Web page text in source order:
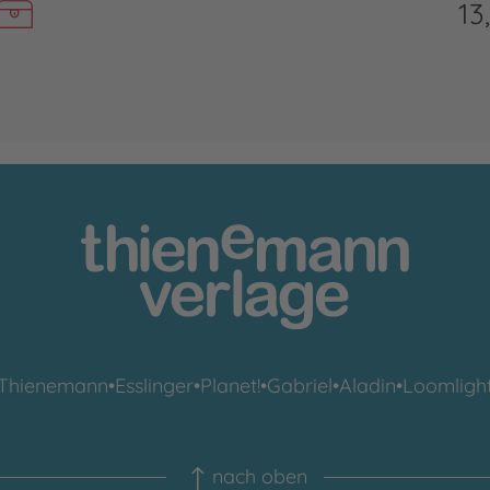
•Esslinger•Planet!•Gabriel•Aladin•
nach oben